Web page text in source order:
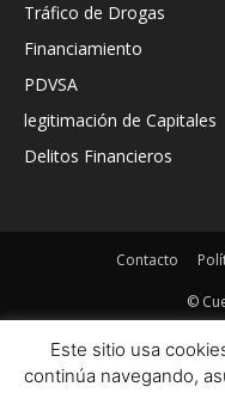
Tráfico de Drogas
Financiamiento
PDVSA
legitimación de Capitales
Delitos Financieros
Contacto
©
Este sitio usa
continúa navegando,